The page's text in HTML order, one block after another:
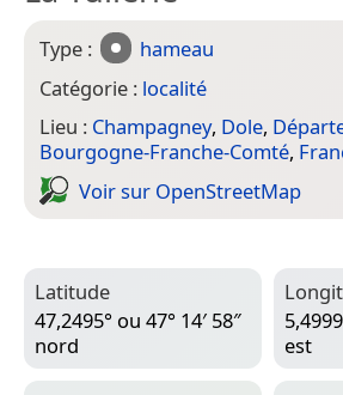
Type :
hameau
Catégorie : localité
Lieu : Champagney, Dole,
Bourgogne-Franche-Comté,
Voir sur Open­Street­Map
Latitude
47,2495° ou 47° 14′ 58″
nord
est